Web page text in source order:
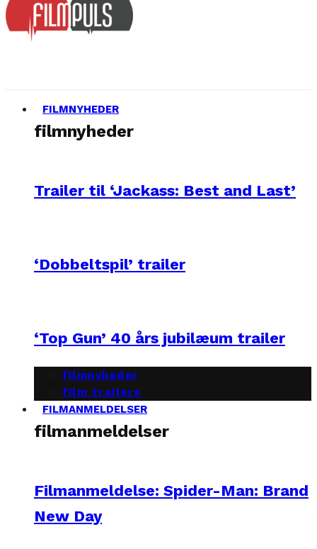
FILMNYHEDER
filmnyheder
Trailer til ‘Jackass: Best and Last’
‘Dobbeltspil’ trailer
‘Top Gun’ 40 års jubilæum trailer
filmnyheder
film trailers
FILMANMELDELSER
filmanmeldelser
Filmanmeldelse: Spider-Man: Brand
New Day